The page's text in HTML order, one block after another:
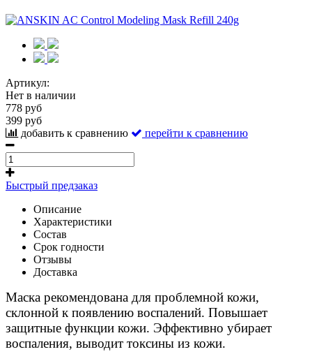
Артикул:
Нет в наличии
778 руб
399 руб
добавить к сравнению
перейти к сравнению
Быстрый предзаказ
Описание
Характеристики
Состав
Срок годности
Отзывы
Доставка
Маска рекомендована для проблемной кожи,
склонной к появлению воспалений. Повышает
защитные функции кожи. Эффективно убирает
воспаления, выводит токсины из кожи.